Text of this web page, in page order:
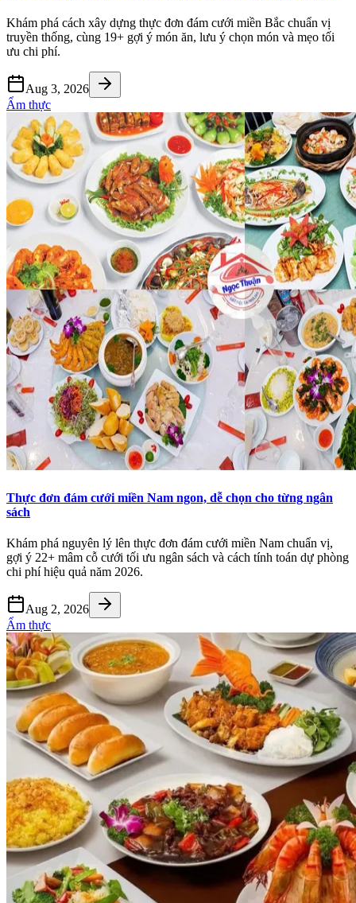
Khám phá cách xây dựng thực đơn đám cưới miền Bắc chuẩn vị
truyền thống, cùng 19+ gợi ý món ăn, lưu ý chọn món và mẹo tối
ưu chi phí.
Aug 3, 2026
Ẩm thực
Thực đơn đám cưới miền Nam ngon, dễ chọn cho từng ngân
sách
Khám phá nguyên lý lên thực đơn đám cưới miền Nam chuẩn vị,
gợi ý 22+ mâm cỗ cưới tối ưu ngân sách và cách tính toán dự phòng
chi phí hiệu quả năm 2026.
Aug 2, 2026
Ẩm thực